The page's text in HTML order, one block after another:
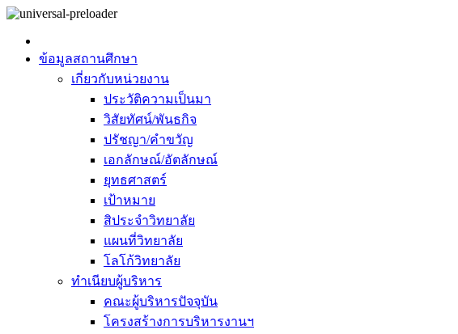
ข้อมูลสถานศึกษา
เกี่ยวกับหน่วยงาน
ประวัติความเป็นมา
วิสัยทัศน์/พันธกิจ
ปรัชญา/คำขวัญ
เอกลักษณ์/อัตลักษณ์
ยุทธศาสตร์
เป้าหมาย
สิประจำวิทยาลัย
แผนที่วิทยาลัย
โลโก้วิทยาลัย
ทำเนียบผู้บริหาร
คณะผู้บริหารปัจจุบัน
โครงสร้างการบริหารงานฯ